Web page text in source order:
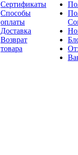
Сертификаты
Способы
оплаты
Доставка
Возврат
товара